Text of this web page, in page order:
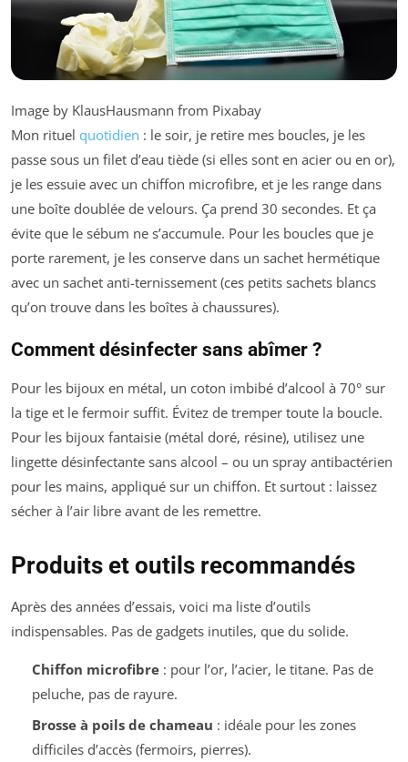
Image by KlausHausmann from Pixabay
Mon rituel quotidien : le soir, je retire mes boucles, je les
passe sous un filet d’eau tiède (si elles sont en acier ou en or),
je les essuie avec un chiffon microfibre, et je les range dans
une boîte doublée de velours. Ça prend 30 secondes. Et ça
évite que le sébum ne s’accumule. Pour les boucles que je
porte rarement, je les conserve dans un sachet hermétique
avec un sachet anti-ternissement (ces petits sachets blancs
qu’on trouve dans les boîtes à chaussures).
Comment désinfecter sans abîmer ?
Pour les bijoux en métal, un coton imbibé d’alcool à 70° sur
la tige et le fermoir suffit. Évitez de tremper toute la boucle.
Pour les bijoux fantaisie (métal doré, résine), utilisez une
lingette désinfectante sans alcool – ou un spray antibactérien
pour les mains, appliqué sur un chiffon. Et surtout : laissez
sécher à l’air libre avant de les remettre.
Produits et outils recommandés
Après des années d’essais, voici ma liste d’outils
indispensables. Pas de gadgets inutiles, que du solide.
Chiffon microfibre: pour l’or, l’acier, le titane. Pas de
peluche, pas de rayure.
Brosse à poils de chameau : idéale pour les zones
difficiles d’accès (fermoirs, pierres).